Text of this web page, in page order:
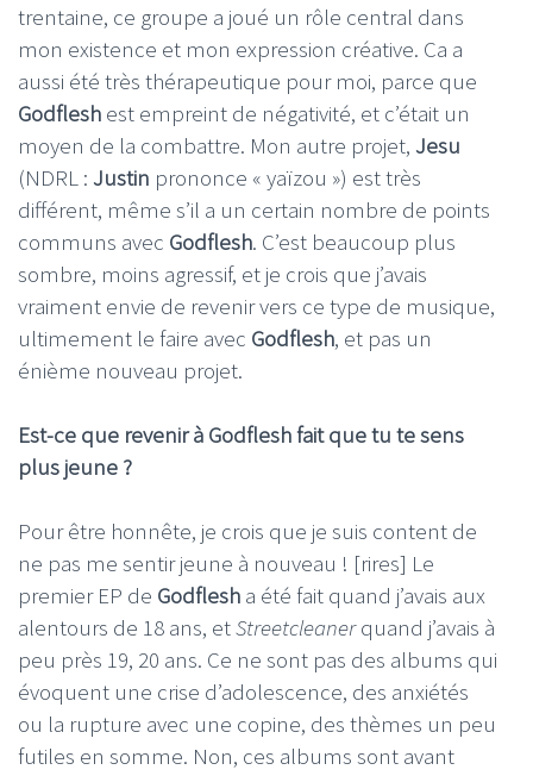
trentaine, ce groupe a joué un rôle central dans
mon existence et mon expression créative. Ca a
aussi été très thérapeutique pour moi, parce que
Godflesh est empreint de négativité, et c’était un
moyen de la combattre. Mon autre projet, Jesu
(NDRL : Justin prononce « yaïzou ») est très
différent, même s’il a un certain nombre de points
communs avec Godflesh. C’est beaucoup plus
sombre, moins agressif, et je crois que j’avais
vraiment envie de revenir vers ce type de musique,
ultimement le faire avec Godflesh, et pas un
énième nouveau projet.
Est-ce que revenir à Godflesh fait que tu te sens
plus jeune ?
Pour être honnête, je crois que je suis content de
ne pas me sentir jeune à nouveau ! [rires] Le
premier EP de Godflesh a été fait quand j’avais aux
alentours de 18 ans, etStreetcleanerquand j’avais à
peu près 19, 20 ans. Ce ne sont pas des albums qui
évoquent une crise d’adolescence, des anxiétés
ou la rupture avec une copine, des thèmes un peu
futiles en somme. Non, ces albums sont avant